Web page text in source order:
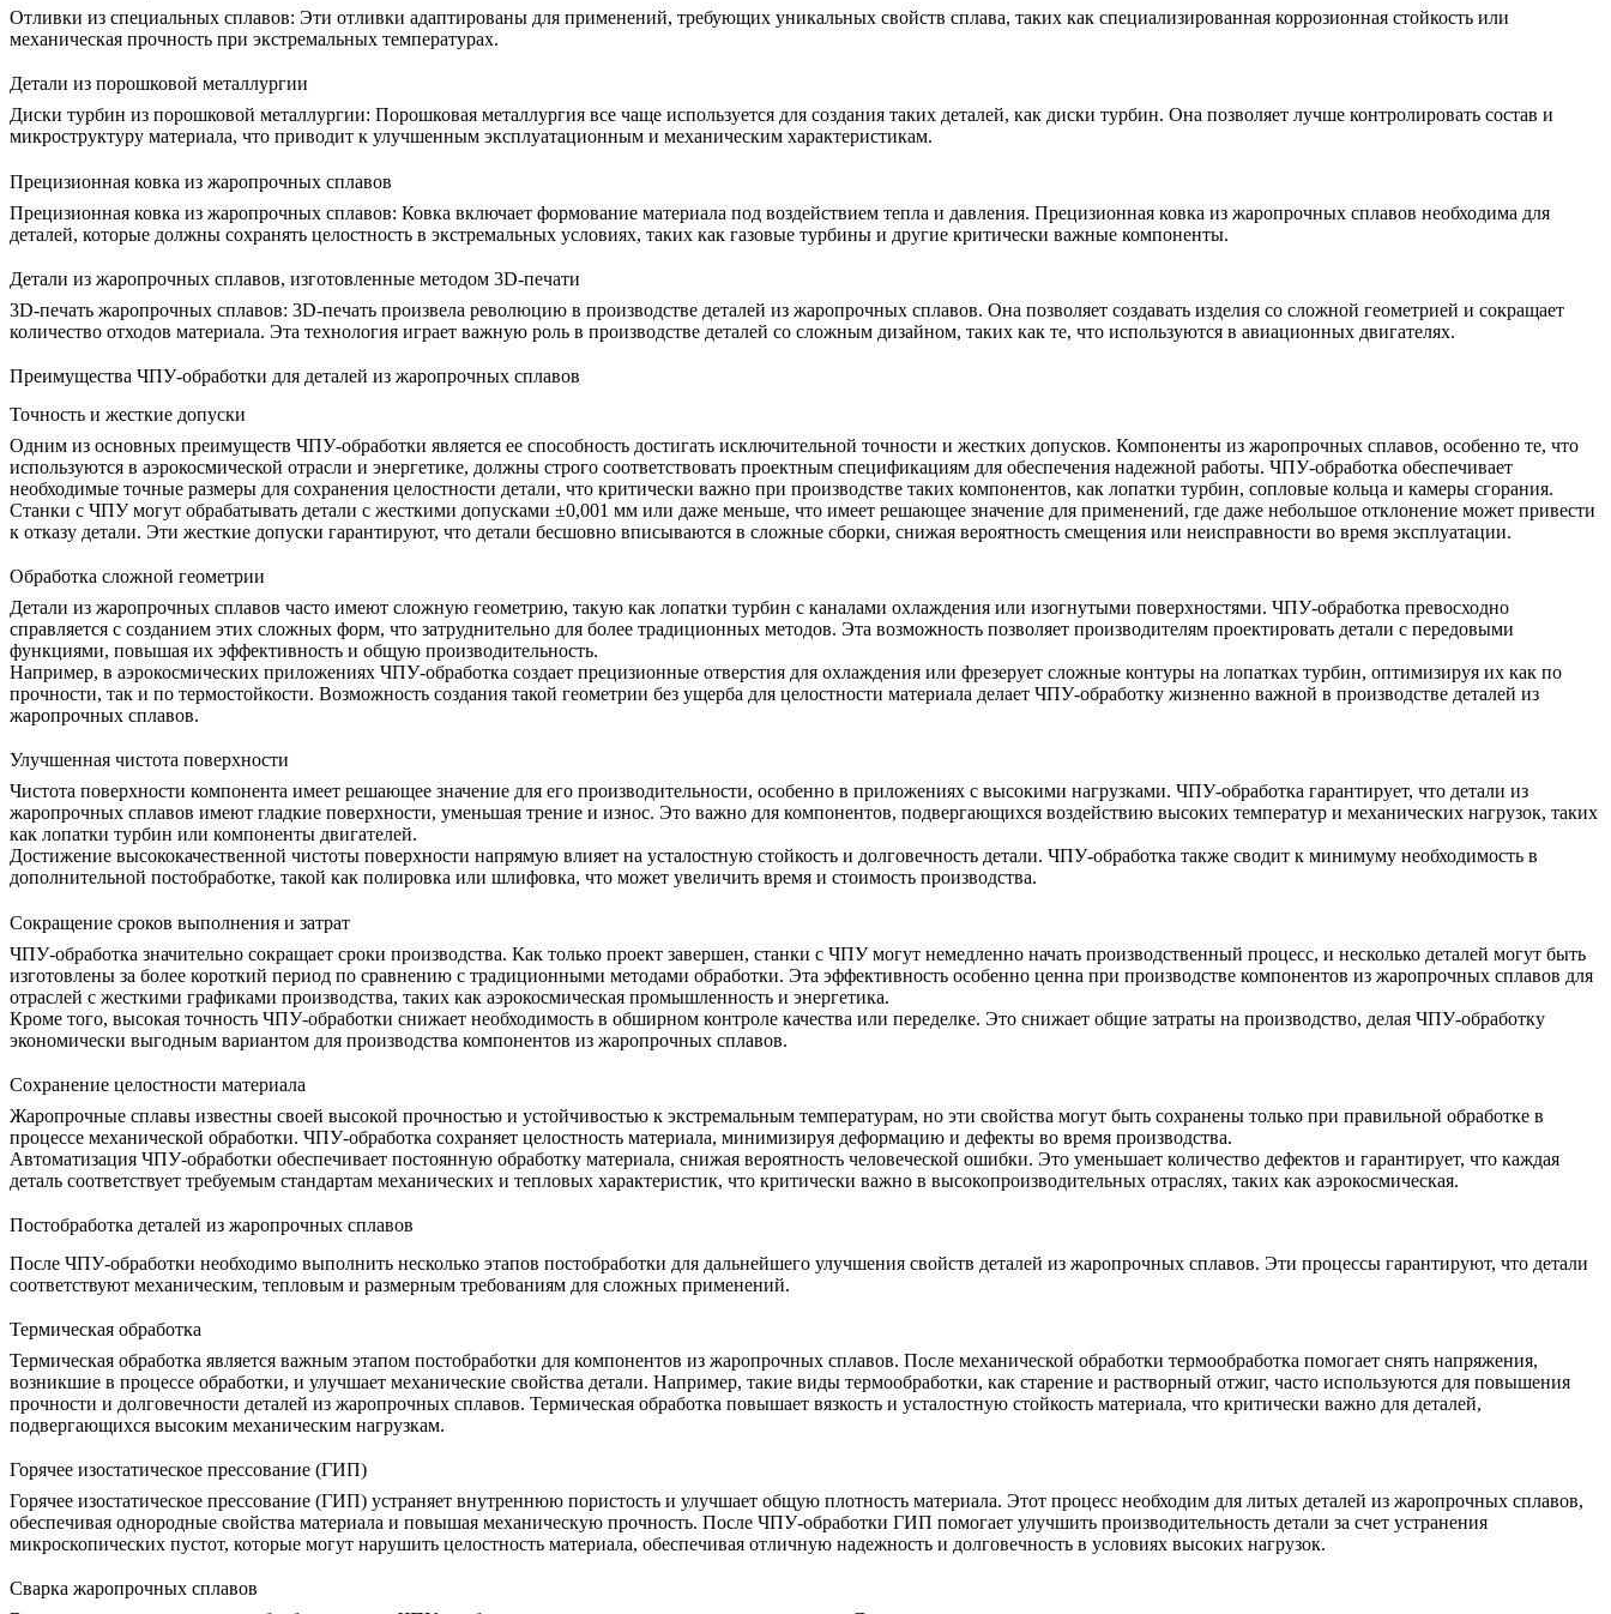
Отливки из специальных сплавов: Эти отливки адаптированы для применений, требующих уникальных свойств сплава, таких как специализированная коррозионная стойкость или
механическая прочность при экстремальных температурах.
Детали из порошковой металлургии
Диски турбин из порошковой металлургии: Порошковая металлургия все чаще используется для создания таких деталей, как диски турбин. Она позволяет лучше контролировать состав и
микроструктуру материала, что приводит к улучшенным эксплуатационным и механическим характеристикам.
Прецизионная ковка из жаропрочных сплавов
Прецизионная ковка из жаропрочных сплавов: Ковка включает формование материала под воздействием тепла и давления. Прецизионная ковка из жаропрочных сплавов необходима для
деталей, которые должны сохранять целостность в экстремальных условиях, таких как газовые турбины и другие критически важные компоненты.
Детали из жаропрочных сплавов, изготовленные методом 3D-печати
3D-печать жаропрочных сплавов: 3D-печать произвела революцию в производстве деталей из жаропрочных сплавов. Она позволяет создавать изделия со сложной геометрией и сокращает
количество отходов материала. Эта технология играет важную роль в производстве деталей со сложным дизайном, таких как те, что используются в авиационных двигателях.
Преимущества ЧПУ-обработки для деталей из жаропрочных сплавов
Точность и жесткие допуски
Одним из основных преимуществ ЧПУ-обработки является ее способность достигать исключительной точности и жестких допусков. Компоненты из жаропрочных сплавов, особенно те, что
используются в аэрокосмической отрасли и энергетике, должны строго соответствовать проектным спецификациям для обеспечения надежной работы. ЧПУ-обработка обеспечивает
необходимые точные размеры для сохранения целостности детали, что критически важно при производстве таких компонентов, как лопатки турбин, сопловые кольца и камеры сгорания.
Станки с ЧПУ могут обрабатывать детали с жесткими допусками ±0,001 мм или даже меньше, что имеет решающее значение для применений, где даже небольшое отклонение может привести
к отказу детали. Эти жесткие допуски гарантируют, что детали бесшовно вписываются в сложные сборки, снижая вероятность смещения или неисправности во время эксплуатации.
Обработка сложной геометрии
Детали из жаропрочных сплавов часто имеют сложную геометрию, такую как лопатки турбин с каналами охлаждения или изогнутыми поверхностями. ЧПУ-обработка превосходно
справляется с созданием этих сложных форм, что затруднительно для более традиционных методов. Эта возможность позволяет производителям проектировать детали с передовыми
функциями, повышая их эффективность и общую производительность.
Например, в аэрокосмических приложениях ЧПУ-обработка создает прецизионные отверстия для охлаждения или фрезерует сложные контуры на лопатках турбин, оптимизируя их как по
прочности, так и по термостойкости. Возможность создания такой геометрии без ущерба для целостности материала делает ЧПУ-обработку жизненно важной в производстве деталей из
жаропрочных сплавов.
Улучшенная чистота поверхности
Чистота поверхности компонента имеет решающее значение для его производительности, особенно в приложениях с высокими нагрузками. ЧПУ-обработка гарантирует, что детали из
жаропрочных сплавов имеют гладкие поверхности, уменьшая трение и износ. Это важно для компонентов, подвергающихся воздействию высоких температур и механических нагрузок, таких
как лопатки турбин или компоненты двигателей.
Достижение высококачественной чистоты поверхности напрямую влияет на усталостную стойкость и долговечность детали. ЧПУ-обработка также сводит к минимуму необходимость в
дополнительной постобработке, такой как полировка или шлифовка, что может увеличить время и стоимость производства.
Сокращение сроков выполнения и затрат
ЧПУ-обработка значительно сокращает сроки производства. Как только проект завершен, станки с ЧПУ могут немедленно начать производственный процесс, и несколько деталей могут быть
изготовлены за более короткий период по сравнению с традиционными методами обработки. Эта эффективность особенно ценна при производстве компонентов из жаропрочных сплавов для
отраслей с жесткими графиками производства, таких как аэрокосмическая промышленность и энергетика.
Кроме того, высокая точность ЧПУ-обработки снижает необходимость в обширном контроле качества или переделке. Это снижает общие затраты на производство, делая ЧПУ-обработку
экономически выгодным вариантом для производства компонентов из жаропрочных сплавов.
Сохранение целостности материала
Жаропрочные сплавы известны своей высокой прочностью и устойчивостью к экстремальным температурам, но эти свойства могут быть сохранены только при правильной обработке в
процессе механической обработки. ЧПУ-обработка сохраняет целостность материала, минимизируя деформацию и дефекты во время производства.
Автоматизация ЧПУ-обработки обеспечивает постоянную обработку материала, снижая вероятность человеческой ошибки. Это уменьшает количество дефектов и гарантирует, что каждая
деталь соответствует требуемым стандартам механических и тепловых характеристик, что критически важно в высокопроизводительных отраслях, таких как аэрокосмическая.
Постобработка деталей из жаропрочных сплавов
После ЧПУ-обработки необходимо выполнить несколько этапов постобработки для дальнейшего улучшения свойств деталей из жаропрочных сплавов. Эти процессы гарантируют, что детали
соответствуют механическим, тепловым и размерным требованиям для сложных применений.
Термическая обработка
Термическая обработка является важным этапом постобработки для компонентов из жаропрочных сплавов. После механической обработки термообработка помогает снять напряжения,
возникшие в процессе обработки, и улучшает механические свойства детали. Например, такие виды термообработки, как старение и растворный отжиг, часто используются для повышения
прочности и долговечности деталей из жаропрочных сплавов. Термическая обработка повышает вязкость и усталостную стойкость материала, что критически важно для деталей,
подвергающихся высоким механическим нагрузкам.
Горячее изостатическое прессование (ГИП)
Горячее изостатическое прессование (ГИП) устраняет внутреннюю пористость и улучшает общую плотность материала. Этот процесс необходим для литых деталей из жаропрочных сплавов,
обеспечивая однородные свойства материала и повышая механическую прочность. После ЧПУ-обработки ГИП помогает улучшить производительность детали за счет устранения
микроскопических пустот, которые могут нарушить целостность материала, обеспечивая отличную надежность и долговечность в условиях высоких нагрузок.
Сварка жаропрочных сплавов